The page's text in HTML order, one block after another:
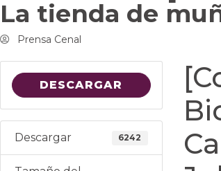
La tienda de
Prensa Cenal
DESCARGAR
Descargar 6242